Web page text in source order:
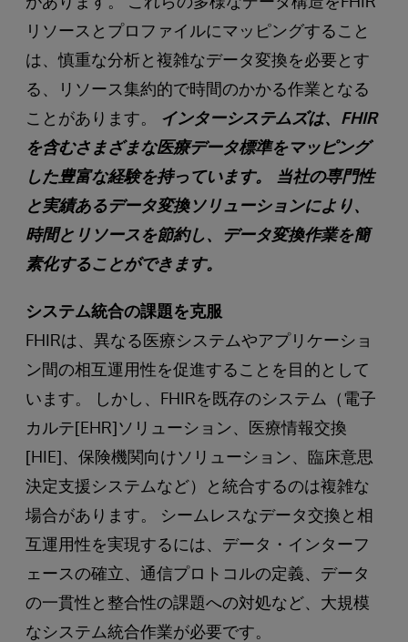
リソースとプロファイルにマッピングすること
は、慎重な分析と複雑なデータ変換を必要とす
る、リソース集約的で時間のかかる作業となる
ことがあります。 インターシステムズは、FHIR
を含むさまざまな医療データ標準をマッピング
した豊富な経験を持っています。 当社の専門性
と実績あるデータ変換ソリューションにより、
時間とリソースを節約し、データ変換作業を簡
素化することができます。
システム統合の課題を克服
FHIRは、異なる医療システムやアプリケーショ
ン間の相互運用性を促進することを目的として
います。 しかし、FHIRを既存のシステム（電子
カルテ[EHR]ソリューション、医療情報交換
[HIE]、保険機関向けソリューション、臨床意思
決定支援システムなど）と統合するのは複雑な
場合があります。 シームレスなデータ交換と相
互運用性を実現するには、データ・インターフ
ェースの確立、通信プロトコルの定義、データ
の一貫性と整合性の課題への対処など、大規模
なシステム統合作業が必要です。